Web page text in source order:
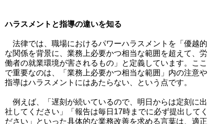
ハラスメントと指導の違いを知る
法律では、職場におけるパワーハラスメントを「優越的
な関係を背景に、業務上必要かつ相当な範囲を超えて、労
働者の就業環境が害されるもの」と定義しています。ここ
で重要なのは、「業務上必要かつ相当な範囲」内の注意や
指導はハラスメントにはあたらない、という点です。
例えば、「遅刻が続いているので、明日からは定刻に出
社してください」「報告は毎日17時までに必ず提出してく
ださい」といった具体的な業務改善を求める言葉は、適正